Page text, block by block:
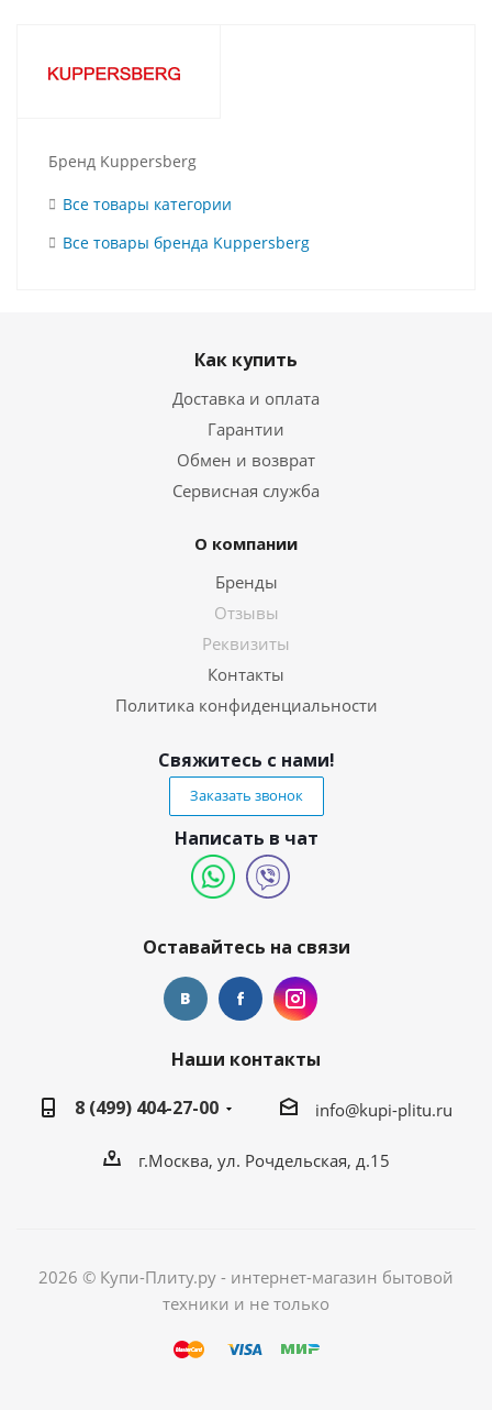
Бренд Kuppersberg
Все товары категории
Все товары бренда Kuppersberg
Как купить
Доставка и оплата
Гарантии
Обмен и возврат
Сервисная служба
О компании
Бренды
Отзывы
Реквизиты
Контакты
Политика конфиденциальности
Свяжитесь с нами!
Заказать звонок
Написать в чат
Оставайтесь на связи
Наши контакты
8 (499) 404-27-00
info@kupi-plitu.ru
г.Москва, ул. Рочдельская, д.15
2026 © Купи-Плиту.ру - интернет-магазин бытовой
техники и не только